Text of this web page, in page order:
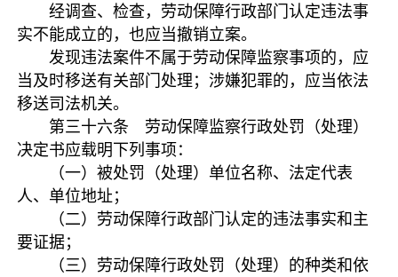
经调查、检查，劳动保障行政部门认定违法事
实不能成立的，也应当撤销立案。
发现违法案件不属于劳动保障监察事项的，应
当及时移送有关部门处理；涉嫌犯罪的，应当依法
移送司法机关。
第三十六条 劳动保障监察行政处罚（处理）
决定书应载明下列事项：
（一）被处罚（处理）单位名称、法定代表
人、单位地址；
（二）劳动保障行政部门认定的违法事实和主
要证据；
（三）劳动保障行政处罚（处理）的种类和依